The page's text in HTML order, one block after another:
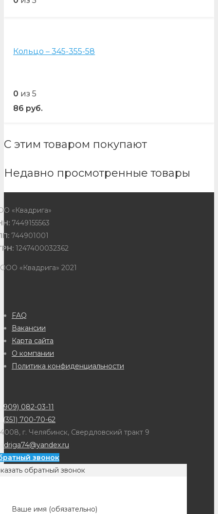
Кольцо – 345-355-58
0 из 5
86 руб.
С этим товаром покупают
Недавно просмотренные товары
«Квадрига»
7449155563
744901001
1247400032362
«Квадрига» 2021
FAQ
Вакансии
Карта сайта
О компании
Политика конфиденциальности
082-03-11
(351) 700-70-62
г. Челябинск, Свердловский тракт 9
звонок
обратный звонок
Ваше имя (обязательно)